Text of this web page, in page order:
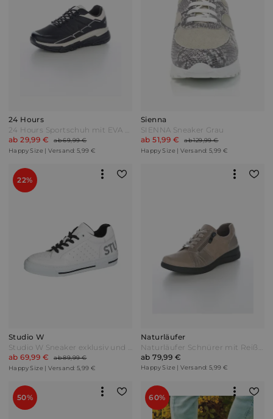
24 Hours
ab 29,99 €
ab 69,99 €
Happy Size | Versand: 5,99 €
Sienna
SIENNA Sneaker Grau
ab 51,99 €
ab 129,99 €
Happy Size | Versand: 5,99 €
22%
Studio W
ab 69,99 €
ab 89,99 €
Happy Size | Versand: 5,99 €
Naturläufer
ab 79,99 €
Happy Size | Versand: 5,99 €
50% 60%